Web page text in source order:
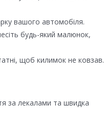
вашого автомобіля.
будь-який малюнок,
щоб килимок не ковзав.
за лекалами та швидка